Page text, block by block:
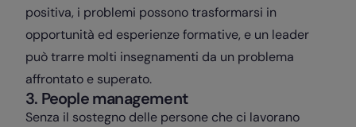
positiva, i problemi possono trasformarsi in
opportunità ed esperienze formative, e un leader
può trarre molti insegnamenti da un problema
affrontato e superato.
3. People management
Senza il sostegno delle persone che ci lavorano